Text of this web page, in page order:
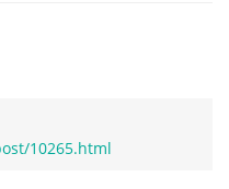
10265.html